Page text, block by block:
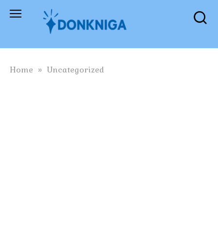
Skip
Home » Uncategorized